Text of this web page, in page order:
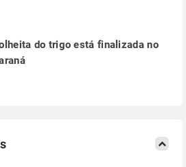
do trigo está finalizada no